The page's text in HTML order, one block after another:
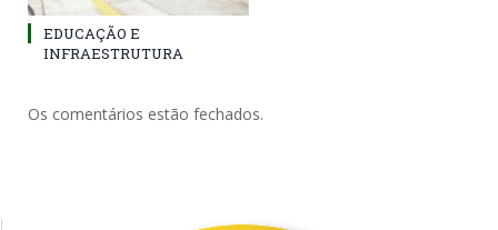
EDUCAÇÃO E
INFRAESTRUTURA
Os comentários estão fechados.